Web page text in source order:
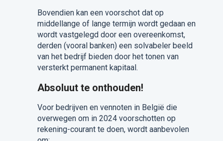
Bovendien kan een voorschot dat op
middellange of lange termijn wordt gedaan en
wordt vastgelegd door een overeenkomst,
derden (vooral banken) een solvabeler beeld
van het bedrijf bieden door het tonen van
versterkt permanent kapitaal.
Absoluut te onthouden!
Voor bedrijven en vennoten in België die
overwegen om in 2024 voorschotten op
rekening-courant te doen, wordt aanbevolen